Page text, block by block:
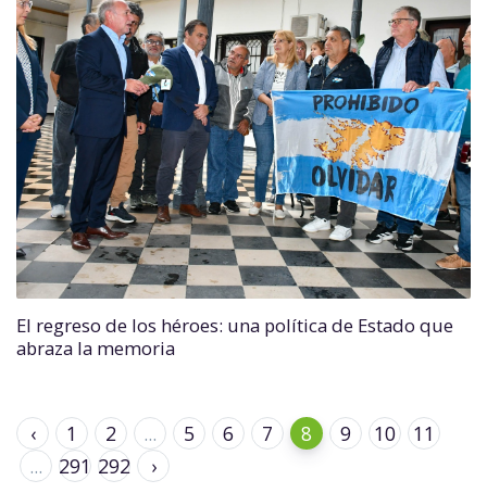
El regreso de los héroes: una política de Estado que
abraza la memoria
‹ 1 2 ... 5 6 7 8 9 10
11
...
291 292 ›